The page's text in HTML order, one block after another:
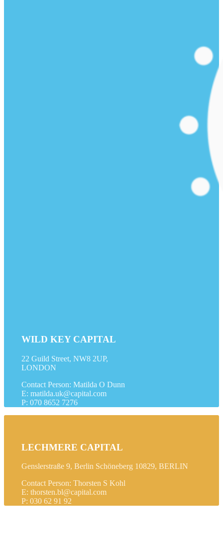
WILD KEY CAPITAL
22 Guild Street, NW8 2UP,
LONDON
Contact Person: Matilda O Dunn
E: matilda.uk@capital.com
P: 070 8652 7276
LECHMERE CAPITAL
Genslerstraße 9, Berlin Schöneberg 10829, BERLIN
Contact Person: Thorsten S Kohl
E: thorsten.bl@capital.com
P: 030 62 91 92